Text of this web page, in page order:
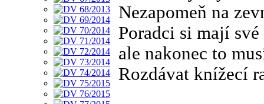
Nezapomeň na
Poradci si mají
ale nakonec to
Rozdávat knížecí